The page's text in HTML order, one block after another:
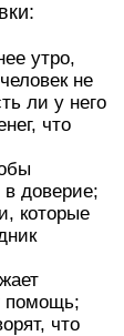
утро,
не
ли у него
что
доверие;
которые
помощь;
что